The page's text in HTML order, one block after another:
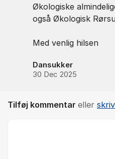
Økologiske
også Økologisk
Med venlig hilsen
Dansukker
30 Dec 2025
Tilføj kommentar eller